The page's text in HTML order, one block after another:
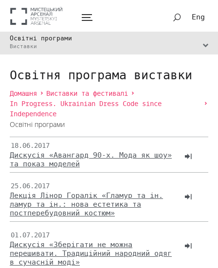
Eng
Освітні програми
Виставки
Освітня програма виставки
Домашня
Виставки та фестивалі
In Progress. Ukrainian Dress Code since
Independence
Освітні програми
18.06.2017
Дискусія «Авангард 90-х. Мода як шоу»
та показ моделей
25.06.2017
Лекція Лінор Горалік «Гламур та ін.
ламур та ін.: нова естетика та
постперебудовний костюм»
01.07.2017
Дискусія «Зберігати не можна
перешивати. Традиційний народний одяг
в сучасній моді»